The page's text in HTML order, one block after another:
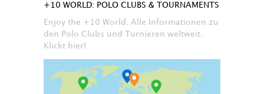
+10 WORLD: POLO CLUBS & TOURNAMENTS
Enjoy the +10 World. Alle Informationen zu
den Polo Clubs und Turnieren weltweit.
Klickt hier!